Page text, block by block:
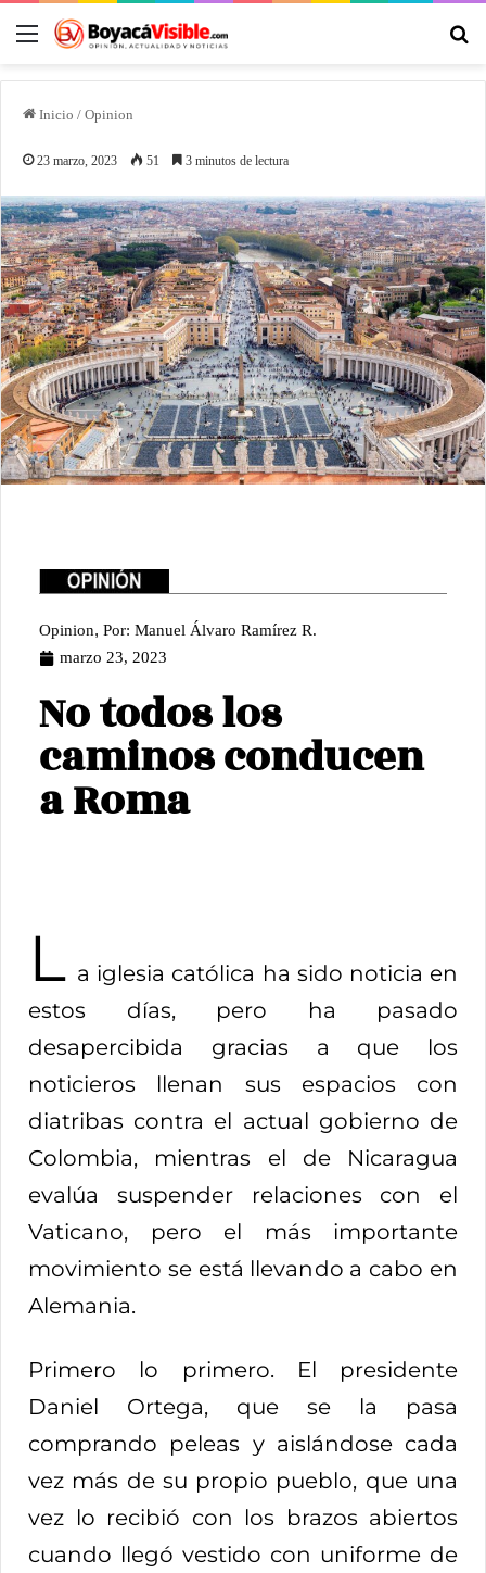
Inicio / Opinion
23 marzo, 2023 51 3 minutos de lectura
Opinion, Por: Manuel Álvaro Ramírez R.
marzo 23, 2023
No todos los
caminos conducen
a Roma
L a iglesia católica ha sido noticia en
estos días, pero ha pasado
desapercibida gracias a que los
noticieros llenan sus espacios con
diatribas contra el actual gobierno de
Colombia, mientras el de Nicaragua
evalúa suspender relaciones con el
Vaticano, pero el más importante
movimiento se está llevando a cabo en
Alemania.
Primero lo primero. El presidente
Daniel Ortega, que se la pasa
comprando peleas y aislándose cada
vez más de su propio pueblo, que una
vez lo recibió con los brazos abiertos
cuando llegó vestido con uniforme de